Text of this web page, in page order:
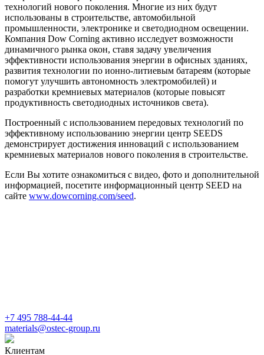
технологий нового поколения. Многие из них будут
использованы в строительстве, автомобильной
промышленности, электронике и светодиодном освещении.
Компания Dow Corning активно исследует возможности
динамичного рынка окон, ставя задачу увеличения
эффективности использования энергии в офисных зданиях,
развития технологии по ионно-литиевым батареям (которые
помогут улучшить автономность электромобилей) и
разработки кремниевых материалов (которые повысят
продуктивность светодиодных источников света).
Построенный с использованием передовых технологий по
эффективному использованию энергии центр SEEDS
демонстрирует достижения инноваций с использованием
кремниевых материалов нового поколения в строительстве.
Если Вы хотите ознакомиться с видео, фото и дополнительной
информацией, посетите информационный центр SEED на
сайте www.dowcorning.com/seed.
+7 495 788-44-44
materials@ostec-group.ru
Клиентам